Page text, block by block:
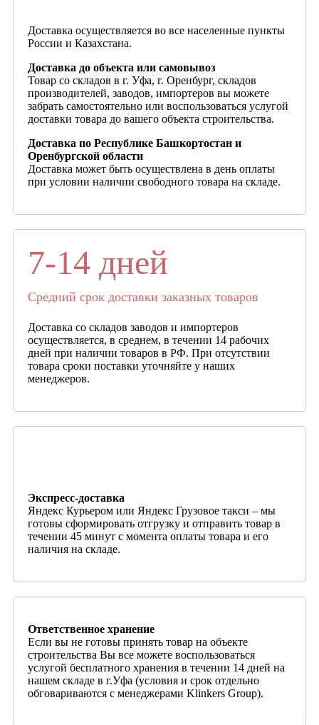
Доставка осуществляется во все населенные пункты
России и Казахстана.
Доставка до объекта или самовывоз
Товар со складов в г. Уфа, г. Оренбург, складов
производителей, заводов, импортеров вы можете
забрать самостоятельно или воспользоваться услугой
доставки товара до вашего объекта строительства.
Доставка по Республике Башкортостан и
Оренбургской области
Доставка может быть осуществлена в день оплаты
при условии наличии свободного товара на складе.
7-14 дней
Средний срок доставки заказных товаров
Доставка со складов заводов и импортеров
осуществляется, в среднем, в течении 14 рабочих
дней при наличии товаров в РФ. При отсутствии
товара сроки поставки уточняйте у наших
менеджеров.
Экспресс-доставка
Яндекс Курьером или Яндекс Грузовое такси – мы
готовы сформировать отгрузку и отправить товар в
течении 45 минут с момента оплаты товара и его
наличия на складе.
Ответственное хранение
Если вы не готовы принять товар на объекте
строительства Вы все можете воспользоваться
услугой бесплатного хранения в течении 14 дней на
нашем складе в г.Уфа (условия и срок отдельно
обговариваются с менеджерами Klinkers Group).